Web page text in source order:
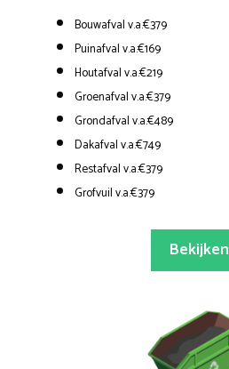
Bouwafval v.a.€379
Puinafval v.a.€169
Houtafval v.a.€219
Groenafval v.a.€379
Grondafval v.a.€489
Dakafval v.a.€749
Restafval v.a.€379
Grofvuil v.a.€379
Bekijken